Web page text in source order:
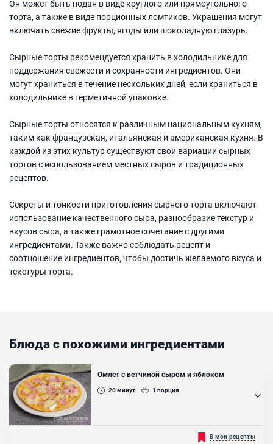
Он может быть подан в виде круглого или прямоугольного
торта, а также в виде порционных ломтиков. Украшения могут
включать свежие фрукты, ягоды или шоколадную глазурь.
Сырные торты рекомендуется хранить в холодильнике для
поддержания свежести и сохранности ингредиентов. Они
могут храниться в течение нескольких дней, если храниться в
холодильнике в герметичной упаковке.
Сырные торты относятся к различным национальным кухням,
таким как французская, итальянская и американская кухня. В
каждой из этих культур существуют свои вариации сырных
тортов с использованием местных сыров и традиционных
рецептов.
Секреты и тонкости приготовления сырного торта включают
использование качественного сыра, разнообразие текстур и
вкусов сыра, а также грамотное сочетание с другими
ингредиентами. Также важно соблюдать рецепт и
соотношение ингредиентов, чтобы достичь желаемого вкуса и
текстуры торта.
Блюда с похожими ингредиентами
Омлет с ветчиной сыром и яблоком
20минут 1 порция
Омлет полезен благодаря витаминам и аминокислотам,В мои рецепты